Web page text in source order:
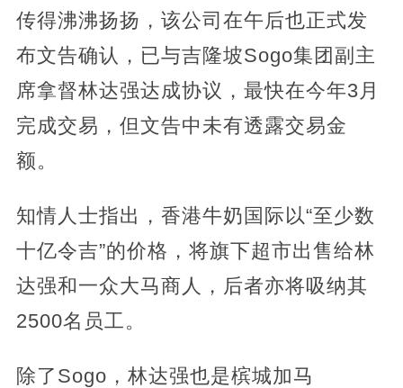
传得沸沸扬扬，该公司在午后也正式发
布文告确认，已与吉隆坡Sogo集团副主
席拿督林达强达成协议，最快在今年3月
完成交易，但文告中未有透露交易金
额。
知情人士指出，香港牛奶国际以“至少数
十亿令吉”的价格，将旗下超市出售给林
达强和一众大马商人，后者亦将吸纳其
2500名员工。
除了Sogo，林达强也是槟城加马